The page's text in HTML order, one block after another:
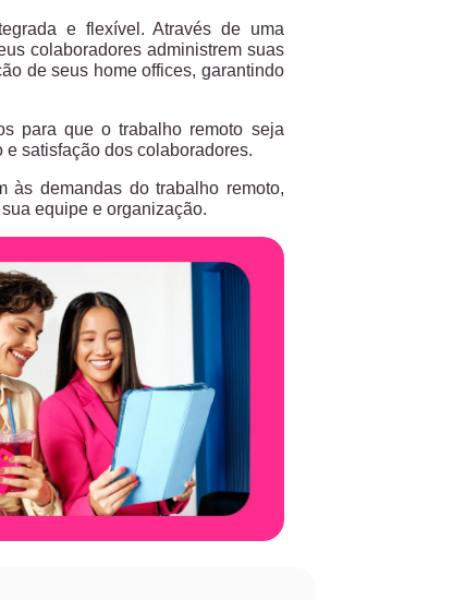
e flexível. Através de uma
colaboradores administrem suas
de seus home offices, garantindo
para que o trabalho remoto seja
satisfação dos colaboradores.
às demandas do trabalho remoto,
equipe e organização.